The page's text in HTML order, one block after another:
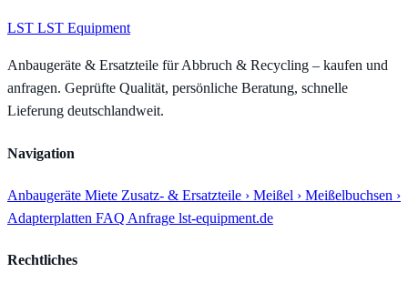
LST LST Equipment
Anbaugeräte & Ersatzteile für Abbruch & Recycling – kaufen und
anfragen. Geprüfte Qualität, persönliche Beratung, schnelle
Lieferung deutschlandweit.
Navigation
Anbaugeräte Miete Zusatz- & Ersatzteile › Meißel › Meißelbuchsen ›
Adapterplatten FAQ Anfrage lst-equipment.de
Rechtliches